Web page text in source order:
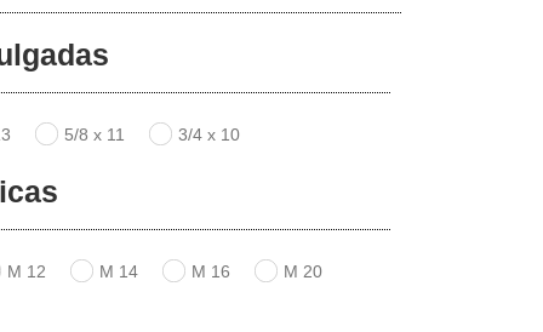
5/8 x 11 3/4 x 10
M 12 M 14 M 16 M 20